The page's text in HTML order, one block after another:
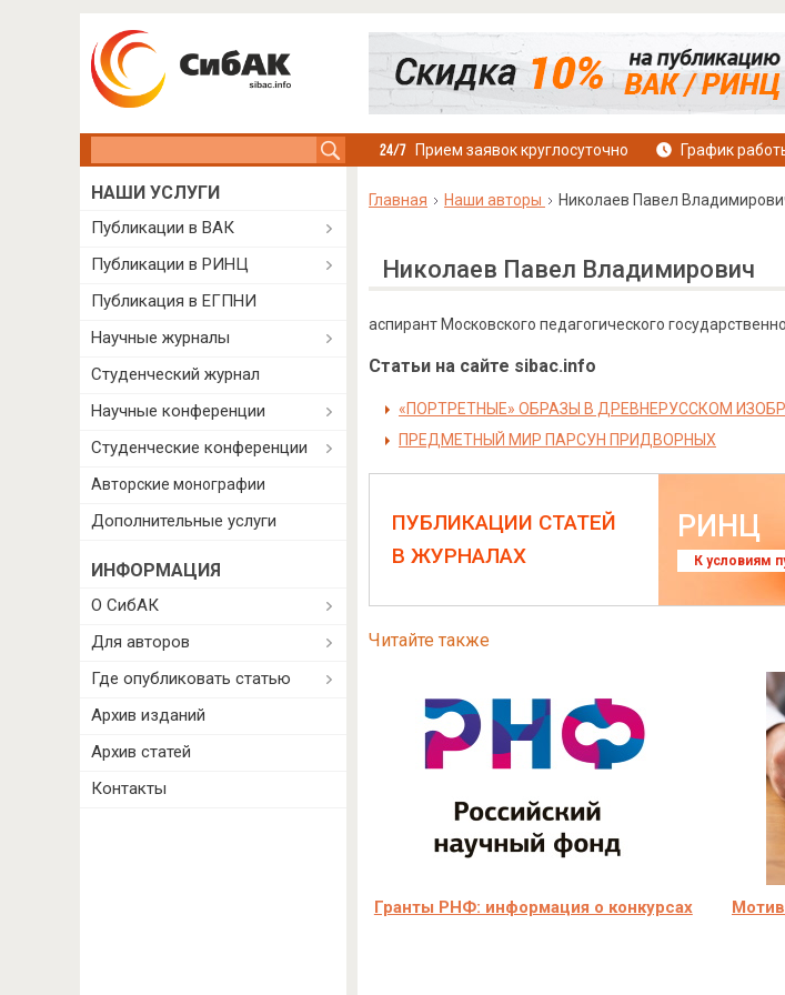
Прием заявок круглосуточно График
Главная Наши авторы Николаев Павел
Николаев Павел Владимирович
аспирант Московского педагогического
Статьи на сайте sibac.info
«ПОРТРЕТНЫЕ» ОБРАЗЫ В ДРЕВНЕРУССКОМ
ПРЕДМЕТНЫЙ МИР ПАРСУН ПРИДВОРНЫХ
ПУБЛИКАЦИИ СТАТЕЙ
В ЖУРНАЛАХ
РИНЦ
К условиям
Читайте также
Гранты РНФ: информация о конкурсах
НАШИ УСЛУГИ
Публикации в ВАК
Публикации в РИНЦ
Публикация в ЕГПНИ
Научные журналы
Студенческий журнал
Научные конференции
Студенческие конференции
Авторские монографии
Дополнительные услуги
ИНФОРМАЦИЯ
О СибАК
Для авторов
Где опубликовать статью
Архив изданий
Архив статей
Контакты